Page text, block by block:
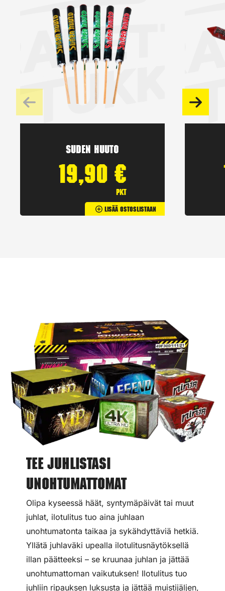
Suden huuto
19,90 €
pkt
Lisää Ostoslistaan
Tee juhlistasi
unohtumattomat
Olipa kyseessä häät, syntymäpäivät tai muut
juhlat, ilotulitus tuo aina juhlaan
unohtumatonta taikaa ja sykähdyttäviä hetkiä.
Yllätä juhlaväki upealla ilotulitusnäytöksellä
illan päätteeksi – se kruunaa juhlan ja jättää
unohtumattoman vaikutuksen! Ilotulitus tuo
juhliin ripauksen luksusta ja jättää muistijäljen,